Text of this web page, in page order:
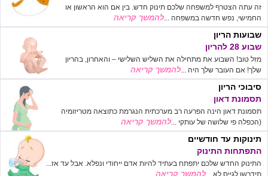
זה עתה הצטרף למשפחה שלכם תינוק חדש. בין אם הוא הראשון או
החמישי, נפש חדשה במשפחה ...להמשך קריאה
שבועות הריון
שבוע 28 להריון
מזל טוב! השבוע את מתחילה את השליש השלישי – והאחרון, בהריון
שלך! אם העובר שלך היה ...להמשך קריאה
סיבוכי הריון
תסמונת דאון
תסמונת דאון הינה הפרעה רב מערכתית הנגרמת כתוצאה מטריזומיה
(הכפלה פי שלושה של עותקי ...להמשך קריאה
תינוקות עד חודשיים
התפתחות התינוק
התינוק החדש שלכם יתפתח בעתיד להיות אדם ייחודי ונפלא. אבל עד אז...
תידרשו לגייס לא ...להמשך קריאה